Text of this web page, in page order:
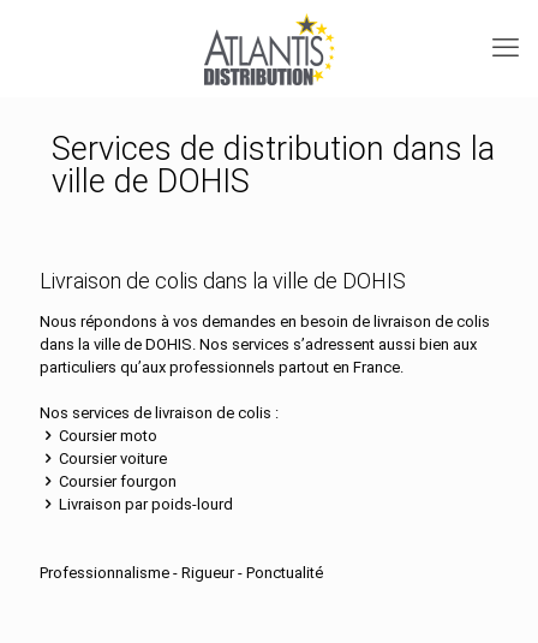
Services de distribution dans la
ville de DOHIS
Livraison de colis dans la ville de DOHIS
Nous répondons à vos demandes en besoin de livraison de colis
dans la ville de DOHIS. Nos services s’adressent aussi bien aux
particuliers qu’aux professionnels partout en France.
Nos services de livraison de colis :
Coursier moto
Coursier voiture
Coursier fourgon
Livraison par poids-lourd
Professionnalisme - Rigueur - Ponctualité